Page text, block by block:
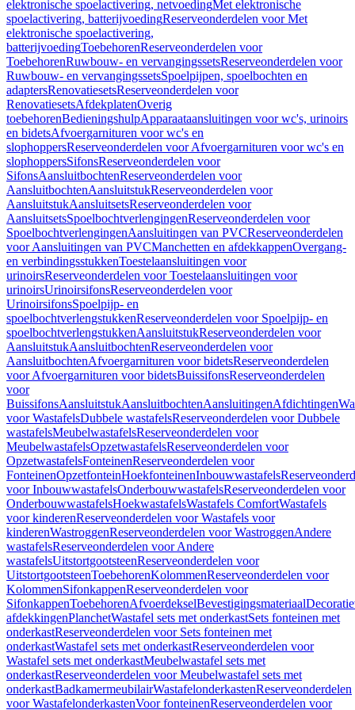
elektronische spoelactivering, netvoedingMet elektronische
spoelactivering, batterijvoedingReserveonderdelen voor Met
elektronische spoelactivering,
batterijvoedingToebehorenReserveonderdelen voor
ToebehorenRuwbouw- en vervangingssetsReserveonderdelen voor
Ruwbouw- en vervangingssetsSpoelpijpen, spoelbochten en
adaptersRenovatiesetsReserveonderdelen voor
RenovatiesetsAfdekplatenOverig
toebehorenBedieningshulpApparaataansluitingen voor wc's, urinoirs
en bidetsAfvoergarnituren voor wc's en
slophoppersReserveonderdelen voor Afvoergarnituren voor wc's en
slophoppersSifonsReserveonderdelen voor
SifonsAansluitbochtenReserveonderdelen voor
AansluitbochtenAansluitstukReserveonderdelen voor
AansluitstukAansluitsetsReserveonderdelen voor
AansluitsetsSpoelbochtverlengingenReserveonderdelen voor
SpoelbochtverlengingenAansluitingen van PVCReserveonderdelen
voor Aansluitingen van PVCManchetten en afdekkappenOvergang-
en verbindingsstukkenToestelaansluitingen voor
urinoirsReserveonderdelen voor Toestelaansluitingen voor
urinoirsUrinoirsifonsReserveonderdelen voor
UrinoirsifonsSpoelpijp- en
spoelbochtverlengstukkenReserveonderdelen voor Spoelpijp- en
spoelbochtverlengstukkenAansluitstukReserveonderdelen voor
AansluitstukAansluitbochtenReserveonderdelen voor
AansluitbochtenAfvoergarnituren voor bidetsReserveonderdelen
voor Afvoergarnituren voor bidetsBuissifonsReserveonderdelen
voor
BuissifonsAansluitstukAansluitbochtenAansluitingenAfdichtingen
voor WastafelsDubbele wastafelsReserveonderdelen voor Dubbele
wastafelsMeubelwastafelsReserveonderdelen voor
MeubelwastafelsOpzetwastafelsReserveonderdelen voor
OpzetwastafelsFonteinenReserveonderdelen voor
FonteinenOpzetfonteinHoekfonteinenInbouwwastafels
voor InbouwwastafelsOnderbouwwastafelsReserveonderdelen voor
OnderbouwwastafelsHoekwastafelsWastafels ComfortWastafels
voor kinderenReserveonderdelen voor Wastafels voor
kinderenWastroggenReserveonderdelen voor WastroggenAndere
wastafelsReserveonderdelen voor Andere
wastafelsUitstortgootsteenReserveonderdelen voor
UitstortgootsteenToebehorenKolommenReserveonderdelen voor
KolommenSifonkappenReserveonderdelen voor
SifonkappenToebehorenAfvoerdekselBevestigingsmateriaal
afdekkingenPlanchetWastafel sets met onderkastSets fonteinen met
onderkastReserveonderdelen voor Sets fonteinen met
onderkastWastafel sets met onderkastReserveonderdelen voor
Wastafel sets met onderkastMeubelwastafel sets met
onderkastReserveonderdelen voor Meubelwastafel sets met
onderkastBadkamermeubilairWastafelonderkastenReserveonderdelen
voor WastafelonderkastenVoor fonteinenReserveonderdelen voor